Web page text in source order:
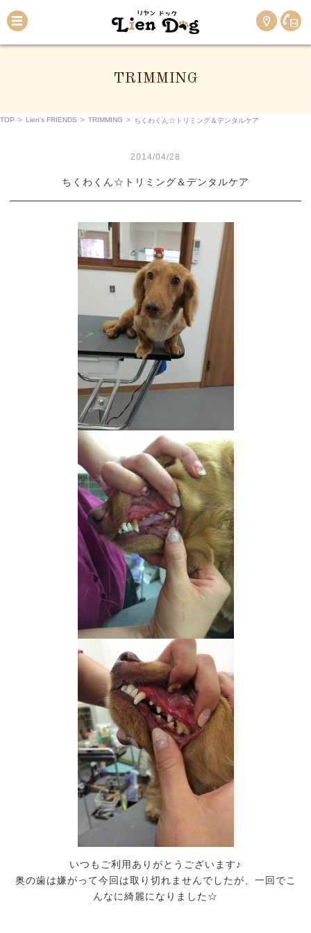
TRIMMING
TOP > Lien’s FRIENDS > TRIMMING > ちくわくん☆トリミング＆デンタルケア
2014/04/28
ちくわくん☆トリミング＆デンタルケア
いつもご利用ありがとうございます♪
奥の歯は嫌がって今回は取り切れませんでしたが、一回でこ
んなに綺麗になりました☆